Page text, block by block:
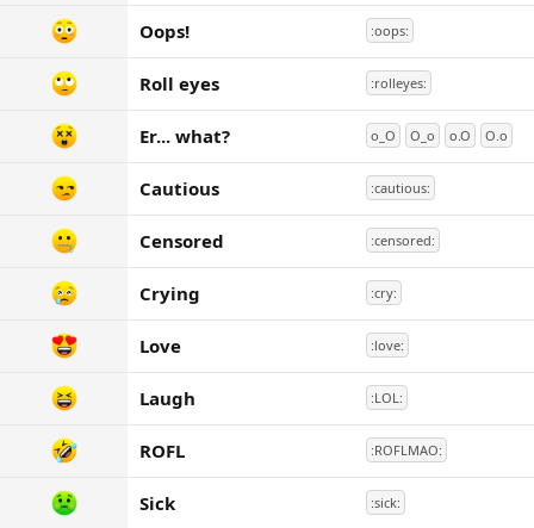
Oops! :oops:
Roll eyes :rolleyes:
Er... what? o_O O_o o.O O.o
Cautious :cautious:
Censored :censored:
Crying :cry:
Love :love:
Laugh :LOL:
ROFL :ROFLMAO:
Sick :sick: